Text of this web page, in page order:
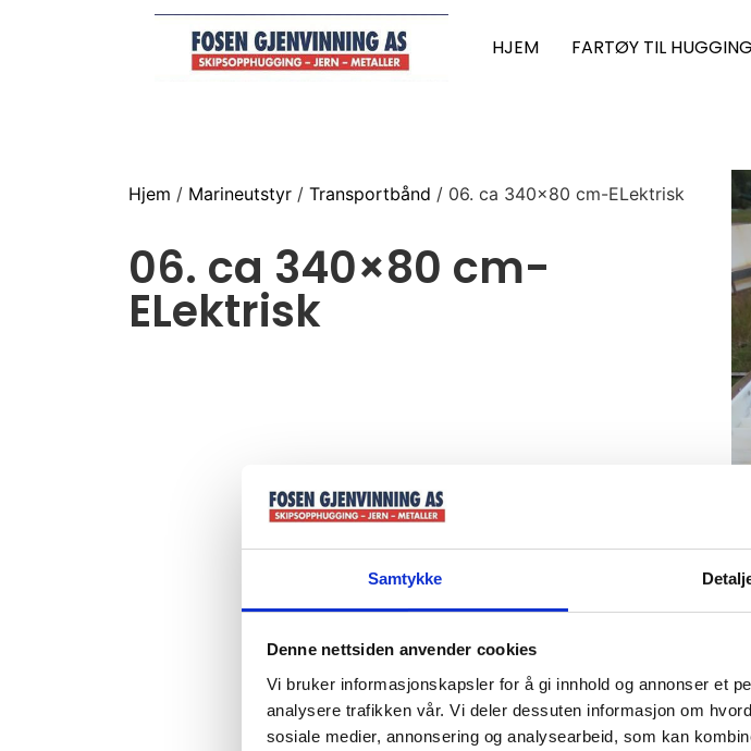
Samtykke
Denne nettsiden anvender cookies
Vi bruker informasjonskapsler for å gi innhold og annonser et
analysere trafikken vår. Vi deler dessuten informasjon om
sosiale medier, annonsering og analysearbeid, som kan
HJEM FARTØY TIL HUGGING
Hjem / Marineutstyr/ Transportbånd / 06. ca 340×80 cm-ELektrisk
06. ca 340×80 cm-
ELektrisk